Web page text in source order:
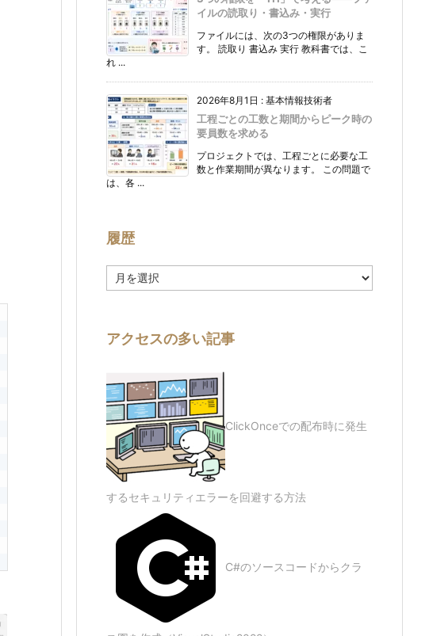
イルの読取り・書込み・実行
ファイルには、次の3つの権限がありま
す。 読取り 書込み 実行 教科書では、こ
れ ...
2026年8月1日 : 基本情報技術者
工程ごとの工数と期間からピーク時の
要員数を求める
プロジェクトでは、工程ごとに必要な工
数と作業期間が異なります。 この問題で
は、各 ...
履歴
歴
アクセスの多い記事
ClickOnceでの配布時に発生
するセキュリティエラーを回避する方法
C#のソースコードからクラ